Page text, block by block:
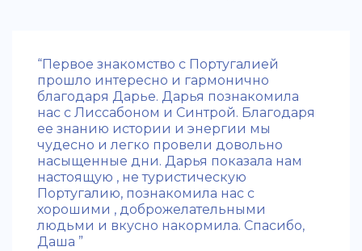
“Первое знакомство с Португалией
прошло интересно и гармонично
благодаря Дарье. Дарья познакомила
нас с Лиссабоном и Синтрой. Благодаря
ее знанию истории и энергии мы
чудесно и легко провели довольно
насыщенные дни. Дарья показала нам
настоящую , не туристическую
Португалию, познакомила нас с
хорошими , доброжелательными
людьми и вкусно накормила. Спасибо,
Даша ”